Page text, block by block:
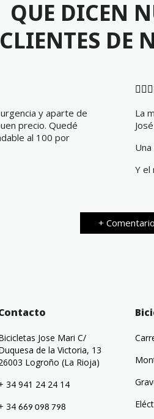
QUE DICEN
CLIENTES DE
y aparte de
precio. Quedé
al 100 por
  
La
Y el
+
Jose Mari C/
de la Victoria, 13
Logroño (La Rioja)
34 941 24 24 14
34 669 098 798